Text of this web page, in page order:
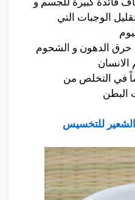
الوجبات التي
حرق الدهون و الشحوم
في التخلص من
البطن
للتخسيس